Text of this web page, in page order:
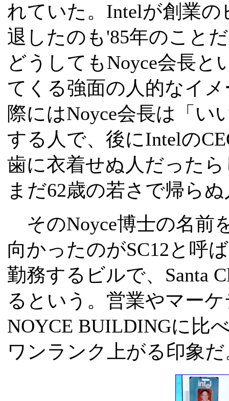
れていた。Intelが創業
退したのも'85年のこと
どうしてもNoyce会長
てくる強面の人的なイ
際にはNoyce会長は「い
する人で、後にIntelの
歯に衣着せぬ人だったら
まだ62歳の若さで帰ら
そのNoyce博士の名前
向かったのがSC12と呼
勤務するビルで、Santa
るという。営業やマー
NOYCE BUILDINGに比
ワンランク上がる印象